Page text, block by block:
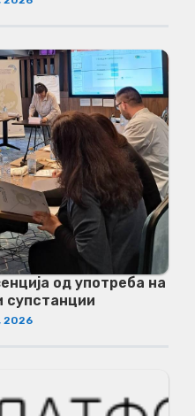
од употреба на
супстанции
2026